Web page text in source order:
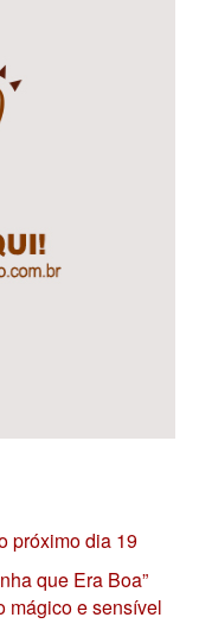
próximo dia 19
que Era Boa”
mágico e sensível